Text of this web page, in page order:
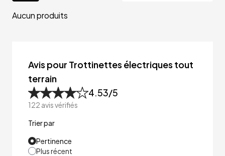
Aucun produits
Avis pour Trottinettes électriques tout
terrain
4.53/5
122 avis vérifiés
Trier par
Pertinence
Plus récent